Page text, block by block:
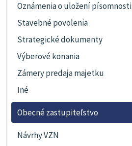
Oznámenia o uložení písomnosti
Stavebné povolenia
Strategické dokumenty
Výberové konania
Zámery predaja majetku
Iné
Obecné zastupiteľstvo
Návrhy VZN